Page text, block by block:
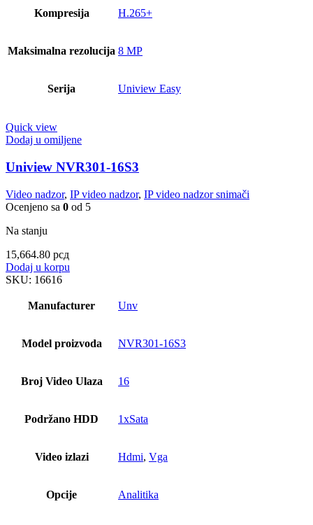
Kompresija H.265+
Maksimalna rezolucija 8 MP
Serija Uniview Easy
Quick view
Dodaj u omiljene
Uniview NVR301-16S3
Video nadzor, IP video nadzor, IP video nadzor snimači
Ocenjeno sa 0 od 5
Na stanju
15,664.80 рсд
Dodaj u korpu
SKU: 16616
Manufacturer Unv
Model proizvoda NVR301-16S3
Broj Video Ulaza 16
Podržano HDD 1xSata
Video izlazi Hdmi, Vga
Opcije Analitika